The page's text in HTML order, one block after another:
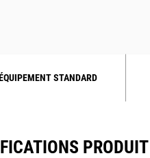
STANDARD